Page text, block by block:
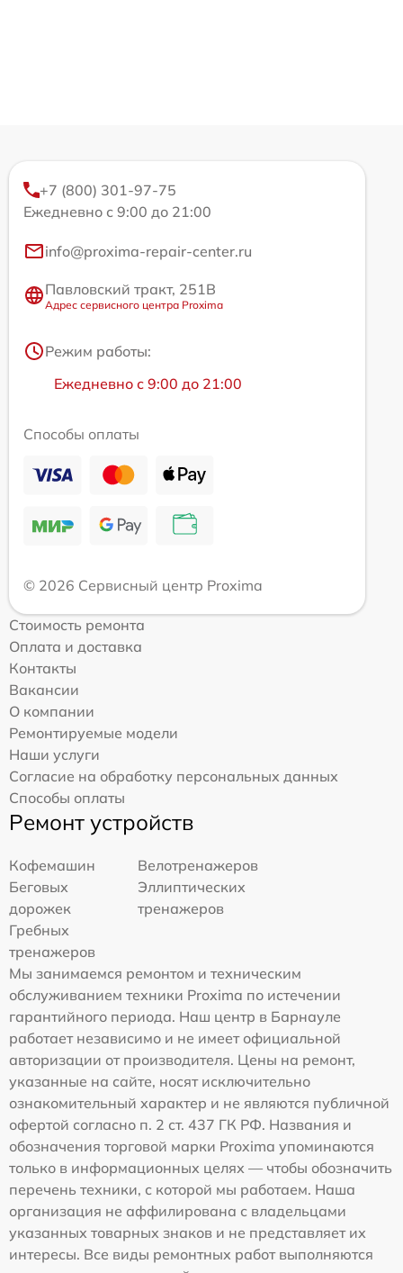
+7 (800) 301-97-75
Ежедневно с 9:00 до 21:00
info@proxima-repair-center.ru
Павловский тракт, 251В
Адрес сервисного центра Proxima
Режим работы:
Ежедневно с 9:00 до 21:00
Способы оплаты
© 2026 Сервисный центр Proxima
Стоимость ремонта
Оплата и доставка
Контакты
Вакансии
О компании
Ремонтируемые модели
Наши услуги
Согласие на обработку персональных данных
Способы оплаты
Ремонт устройств
Кофемашин
Велотренажеров
Беговых
дорожек
Эллиптических
тренажеров
Гребных
тренажеров
Мы занимаемся ремонтом и техническим
обслуживанием техники Proxima по истечении
гарантийного периода. Наш центр в Барнауле
работает независимо и не имеет официальной
авторизации от производителя. Цены на ремонт,
указанные на сайте, носят исключительно
ознакомительный характер и не являются публичной
офертой согласно п. 2 ст. 437 ГК РФ. Названия и
обозначения торговой марки Proxima упоминаются
только в информационных целях — чтобы обозначить
перечень техники, с которой мы работаем. Наша
организация не аффилирована с владельцами
указанных товарных знаков и не представляет их
интересы. Все виды ремонтных работ выполняются